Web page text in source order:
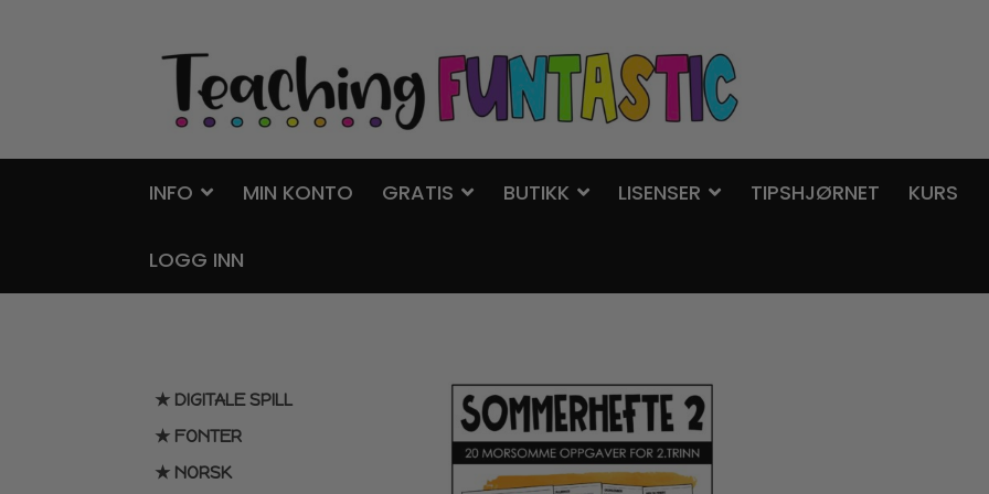
Hopp
navigasjon
Hopp
innhold
INFO MIN KONTO GRATIS BUTIKK LISENSER TIPSHJØRNET KURS
LOGG INN
★ DIGITALE SPILL
★ FONTER
★ NORSK